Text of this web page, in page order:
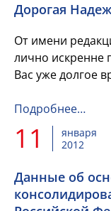
Дорогая
От имени
лично искренне
Вас уже долгое
увлеченностью
Подробнее…
11
января
2012
Данные об